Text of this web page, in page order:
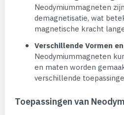
Neodymiummagneten
demagnetisatie, wat
magnetische kracht
Verschillende Vormen
Neodymiummagneten
en maten worden
verschillende
Toepassingen van